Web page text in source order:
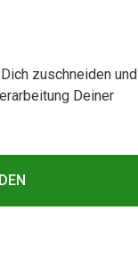
zuschneiden und
Deiner